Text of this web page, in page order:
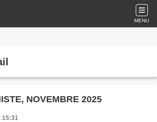
MENU
NOVEMBRE 2025
15:31